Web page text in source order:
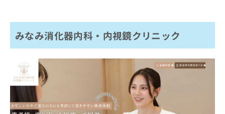
みなみ消化器内科・内視鏡クリニック